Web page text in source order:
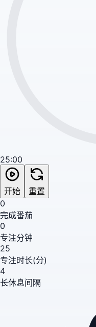
25:00
开始
重置
0
完成番茄
0
专注分钟
25
专注时长(分)
4
长休息间隔